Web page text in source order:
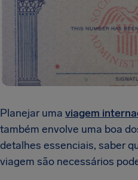
Planejar uma viagem
também envolve uma boa
detalhes essenciais, saber
viagem são necessários